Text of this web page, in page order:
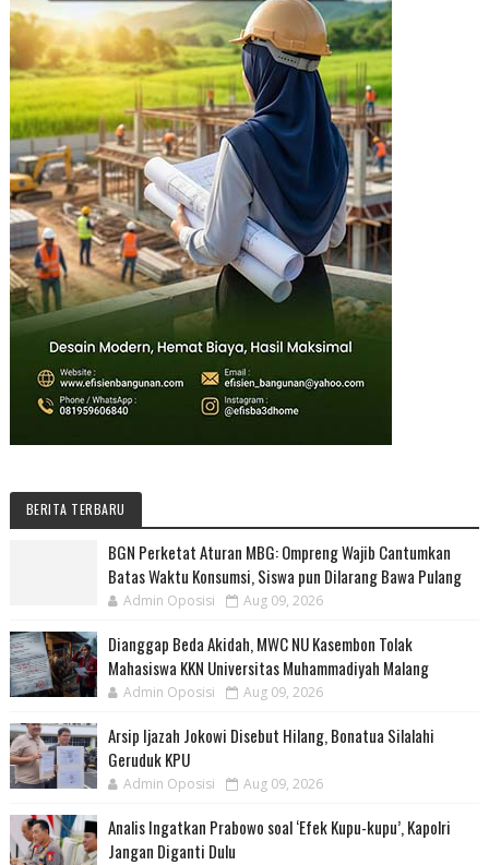
BERITA TERBARU
BGN Perketat Aturan MBG: Ompreng Wajib Cantumkan
Batas Waktu Konsumsi, Siswa pun Dilarang Bawa Pulang
Admin Oposisi Aug 09, 2026
Dianggap Beda Akidah, MWC NU Kasembon Tolak
Mahasiswa KKN Universitas Muhammadiyah Malang
Admin Oposisi Aug 09, 2026
Arsip Ijazah Jokowi Disebut Hilang, Bonatua Silalahi
Geruduk KPU
Admin Oposisi Aug 09, 2026
Analis Ingatkan Prabowo soal ‘Efek Kupu-kupu’, Kapolri
Jangan Diganti Dulu